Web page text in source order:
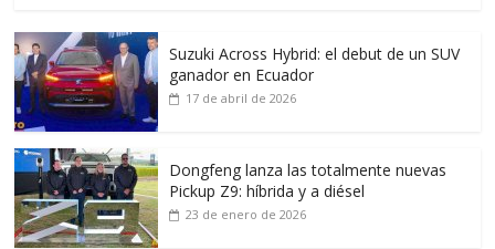
Suzuki Across Hybrid: el debut de un SUV
ganador en Ecuador
17 de abril de 2026
Dongfeng lanza las totalmente nuevas
Pickup Z9: híbrida y a diésel
23 de enero de 2026